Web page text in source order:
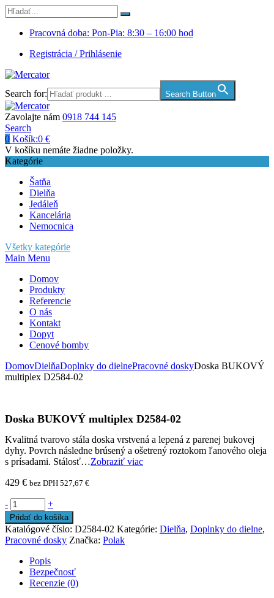
Pracovná doba: Pon-Pia: 8:30 – 16:00 hod
Registrácia / Prihlásenie
Search for: Search Button
Zavolajte nám 0918 744 145
Search
0 Košík:0 €
V košíku nemáte žiadne položky.
Kategórie
Šatňa
Dielňa
Jedáleň
Kancelária
Nemocnica
Všetky kategórie
Main Menu
Domov
Produkty
Referencie
O nás
Kontakt
Dopyt
Cenové bomby
DomovDielňaDoplnky do dielnePracovné doskyDoska BUKOVÝ
multiplex D2584-02
Doska BUKOVÝ multiplex D2584-02
Kvalitná tvarovo stála doska vrstvená a lepená z parenej bukovej
dyhy. Povrch následne brúsený a ošetrený roztokom ľanového oleja
s prísadami. Stálosť…Zobraziť viac
429 € bez DPH 527,67 €
- +
Pridať do košíka
Katalógové číslo: D2584-02 Kategórie: Dielňa, Doplnky do dielne,
Pracovné dosky Značka: Polak
Popis
Bezpečnosť
Recenzie (0)